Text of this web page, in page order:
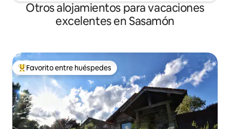
Otros alojamientos para vacaciones
excelentes en Sasamón
Favorito entre huéspedes preferido
Favorito entre huéspedes